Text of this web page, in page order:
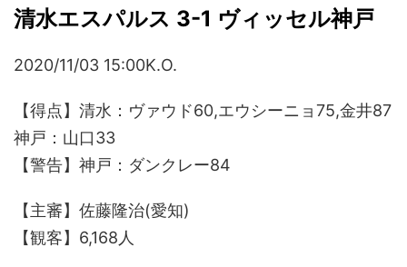
清水エスパルス 3-1 ヴィッセル神戸
2020/11/03 15:00K.O.
【得点】清水：ヴァウド60,エウシーニョ75,金井87
神戸：山口33
【警告】神戸：ダンクレー84
【主審】佐藤隆治(愛知)
【観客】6,168人